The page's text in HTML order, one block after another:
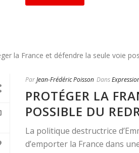
ParJean-Frédéric Poisson Dans
PROTÉGER LA
POSSIBLE DU
La politique destructrice
d’emporter la France dans